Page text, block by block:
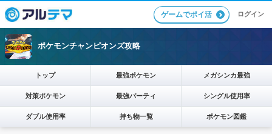
ゲームでポイ活 ログイン
ポケモンチャンピオンズ攻略
トップ 最強ポケモン メガシンカ最強
対策ポケモン 最強パーティ シングル使用率
ダブル使用率 持ち物一覧 ポケモン図鑑